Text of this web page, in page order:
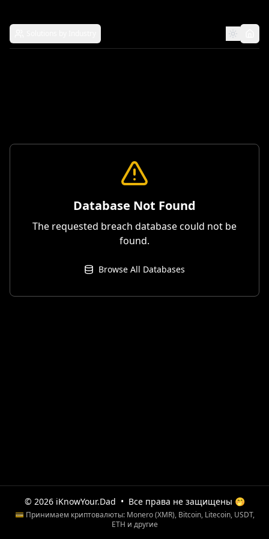
Database Not Found
The requested breach database could not be
found.
Browse All Databases
© 2026 iKnowYour.Dad • Все права не защищены 🤭
💳 Принимаем криптовалюты: Monero (XMR), Bitcoin, Litecoin, USDT,
ETH и другие